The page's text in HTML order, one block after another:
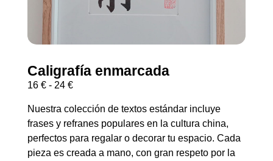
Caligrafía enmarcada
16 € - 24 €
Nuestra colección de textos estándar incluye
frases y refranes populares en la cultura china,
perfectos para regalar o decorar tu espacio. Cada
pieza es creada a mano, con gran respeto por la